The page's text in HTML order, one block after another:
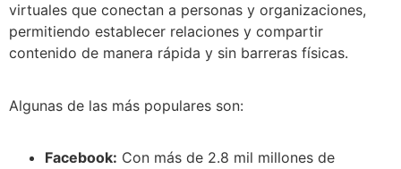
virtuales que conectan a personas y organizaciones,
permitiendo establecer relaciones y compartir
contenido de manera rápida y sin barreras físicas.
Algunas de las más populares son:
Facebook: Con más de 2.8 mil millones de